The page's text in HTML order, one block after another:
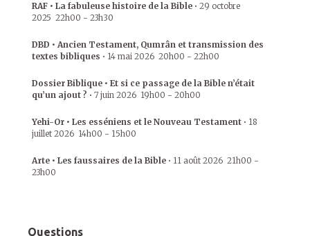
RAF • La fabuleuse histoire de la Bible • 29 octobre
2025 22h00 - 23h30
DBD • Ancien Testament, Qumrân et transmission des
textes bibliques • 14 mai 2026 20h00 - 22h00
Dossier Biblique • Et si ce passage de la Bible n’était
qu’un ajout ? • 7 juin 2026 19h00 - 20h00
Yehi-Or • Les esséniens et le Nouveau Testament • 18
juillet 2026 14h00 - 15h00
Arte • Les faussaires de la Bible • 11 août 2026 21h00 -
23h00
Questions